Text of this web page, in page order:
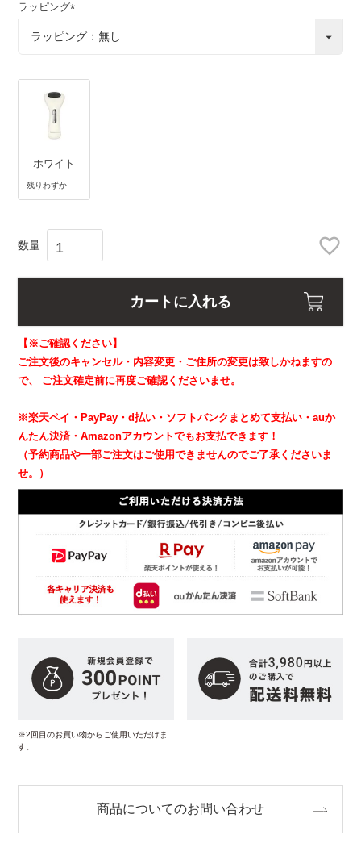
ラッピング
必
ホワイト
残りわずか
カートに入れる
【※ご確認ください】
ご注文後のキャンセル・内容変更・ご住所の変更は致しかねますの
で、
ご注文確定前に再度ご確認くださいませ。
※楽天ペイ・PayPay・d払い・ソフトバンクまとめて支払い・auか
んたん決済・Amazonアカウントでもお支払できます！
（予約商品や一部ご注文はご使用できませんのでご了承くださいま
せ。）
※2回目のお買い物からご使用いただけま
す。
商品についてのお問い合わせ